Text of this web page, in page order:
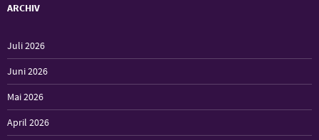
ARCHIV
Juli 2026
Juni 2026
Mai 2026
April 2026